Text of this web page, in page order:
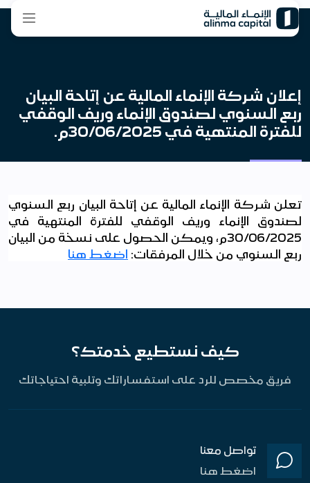
إعلان شركة الإنماء المالية عن إتاحة البيان
ربع السنوي لصندوق الإنماء وريف الوقفي
للفترة المنتهية في 30/06/2025م.
تعلن شركة الإنماء المالية عن إتاحة البيان ربع السنوي
لصندوق الإنماء وريف الوقفي للفترة المنتهية في
30/06/2025م، ويمكن الحصول على نسخة من البيان
ربع السنوي من خلال المرفقات: اضغط هنا
كيف نستطيع خدمتك؟
فريق مخصص للرد على استفساراتك وتلبية احتياجاتك
تواصل معنا
اضغط هنا